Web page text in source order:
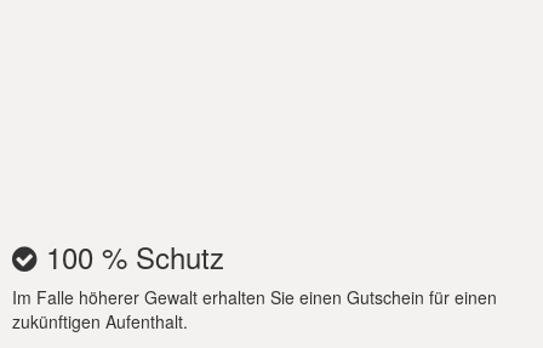
100 % Schutz
Im Falle höherer Gewalt erhalten Sie einen Gutschein für einen
zukünftigen Aufenthalt.